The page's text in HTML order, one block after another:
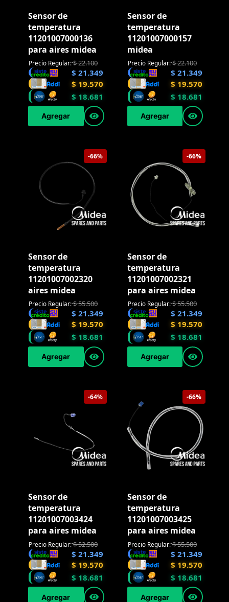
Sensor de
temperatura
11201007000136
para aires midea
Precio Regular:$22.100
$ 21.349
$ 19.570
$ 18.681
Agregar
Sensor de
temperatura
11201007000157
midea
Precio Regular:$22.100
$ 21.349
$ 19.570
$ 18.681
Agregar
-66%
Sensor de
temperatura
11201007002320
aires midea
Precio Regular:$55.500
$ 21.349
$ 19.570
$ 18.681
Agregar
-66%
Sensor de
temperatura
11201007002321
para aires midea
Precio Regular:$55.500
$ 21.349
$ 19.570
$ 18.681
Agregar
-64%
Sensor de
temperatura
11201007003424
para aires midea
Precio Regular:$52.500
$ 21.349
$ 19.570
$ 18.681
Agregar
-66%
Sensor de
temperatura
11201007003425
para aires midea
Precio Regular:$55.500
$ 21.349
$ 19.570
$ 18.681
Agregar